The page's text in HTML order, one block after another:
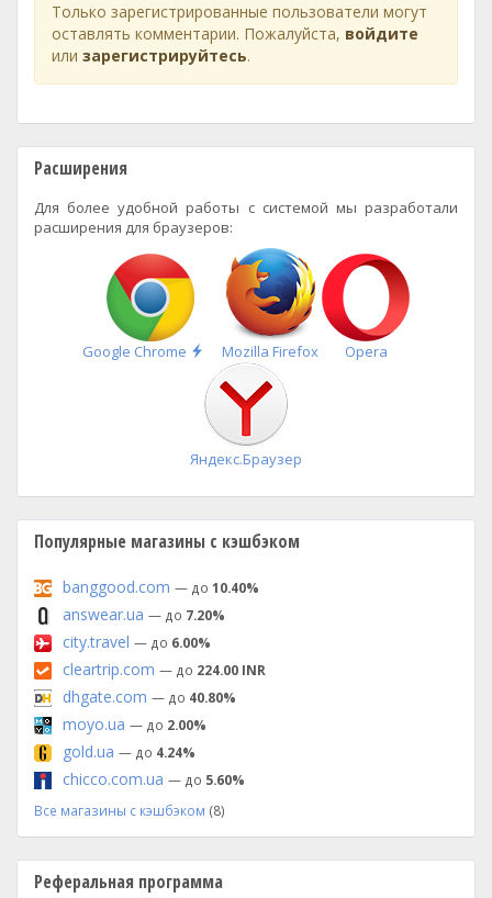
Только зарегистрированные пользователи могут
оставлять комментарии. Пожалуйста, войдите
или зарегистрируйтесь.
Расширения
Для более удобной работы с системой мы разработали
расширения для браузеров:
Google Chrome
Быстрая
установка
Mozilla Firefox Opera
Яндекс.Браузер
Популярные магазины с кэшбэком
banggood.com — до 10.40%
answear.ua — до 7.20%
city.travel — до 6.00%
cleartrip.com — до 224.00 INR
dhgate.com — до 40.80%
moyo.ua — до 2.00%
gold.ua — до 4.24%
chicco.com.ua — до 5.60%
Все магазины с кэшбэком (8)
Реферальная программа